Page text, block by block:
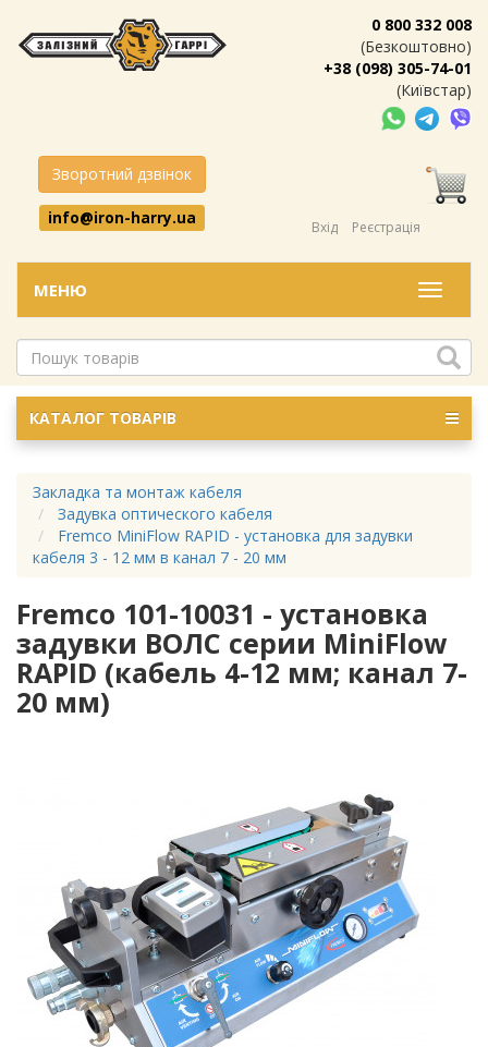
0 800 332 008
(Безкоштовно)
+38 (098) 305-74-01
(Київстар)
Зворотний дзвінок
info@iron-harry.ua
Вхід Реєстрація
Меню
МЕНЮ
КАТАЛОГ ТОВАРІВ
Закладка та монтаж кабеля
Задувка оптического кабеля
Fremco MiniFlow RAPID - установка для задувки
кабеля 3 - 12 мм в канал 7 - 20 мм
Fremco 101-10031 - установка
задувки ВОЛС серии MiniFlow
RAPID (кабель 4-12 мм; канал 7-
20 мм)